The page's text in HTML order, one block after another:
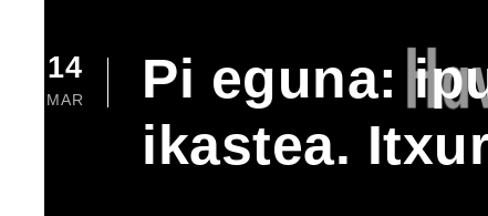
14
MAR
Pi eguna:
ikastea.